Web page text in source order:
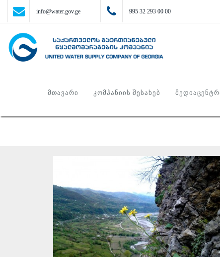
info@water.gov.ge 995 32 293 00 00
ᲛᲗᲐᲕᲐᲠᲘ ᲙᲝᲛᲞᲐᲜᲘᲘᲡ ᲨᲔᲡᲐᲮᲔᲑ